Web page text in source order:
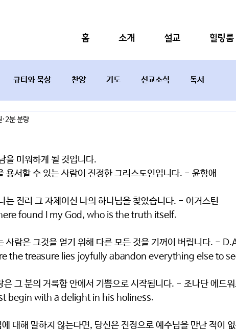
홈 소개 설교 힐링룸
큐티와 묵상 찬양 기도 선교소식 독서
설교요약
2분 분량
을 미워하게 될 것입니다.
용서할 수 있는 사람이 진정한 그리스도인입니다. - 윤함애
는 진리 그 자체이신 나의 하나님을 찾았습니다. - 어거스틴
found I my God, who is the truth itself.
사람은 그것을 얻기 위해 다른 모든 것을 기꺼이 버립니다. -
the treasure lies joyfully abandon everything else to
은 그 분의 거룩함 안에서 기쁨으로 시작됩니다. - 조나단 에드
begin with a delight in his holiness.
대해 말하지 않는다면, 당신은 진정으로 예수님을 만난 적이